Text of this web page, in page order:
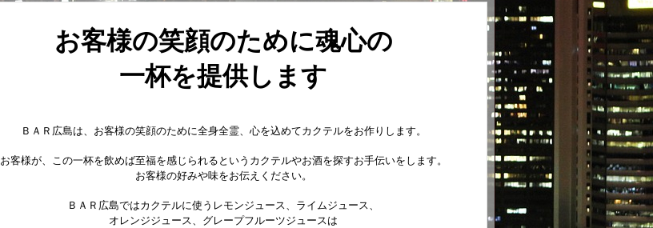
お客様の笑顔のために魂心の
一杯を提供します
ＢＡＲ広島は、お客様の笑顔のために全身全霊、心を込めてカクテルをお作りします。
お客様が、この一杯を飲めば至福を感じられるというカクテルやお酒を探すお手伝いをします。
お客様の好みや味をお伝えください。
ＢＡＲ広島ではカクテルに使うレモンジュース、ライムジュース、
オレンジジュース、グレープフルーツジュースは